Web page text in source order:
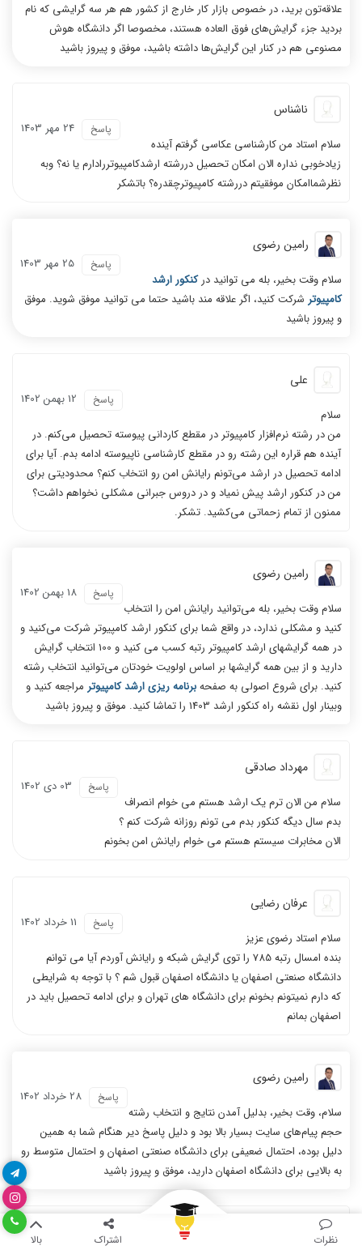
نظرات اشتراک بالا
علاقه‌تون برید، در خصوص بازار کار خارج از کشور هم هر سه گرایشی که نام
بردید جزء گرایش‌های فوق العاده هستند، مخصوصا اگر دانشگاه هوش
مصنوعی هم در کنار این گرایش‌ها داشته باشید، موفق و پیروز باشید
ناشناس
24 مهر 1403 پاسخ
سلام استاد من کارشناسی عکاسی گرفتم آینده
زیادخوبی نداره الان امکان تحصیل دررشته ارشدکامپیوتررادارم یا نه؟ وبه
نظرشماامکان موفقیتم دررشته کامپیوترچقدره؟ باتشکر
رامین رضوی
25 مهر 1403 پاسخ
سلام وقت بخیر، بله می توانید درکنکور ارشد
کامپیوتر شرکت کنید، اگر علاقه مند باشید حتما می توانید موفق شوید. موفق
و پیروز باشید
علی
12 بهمن 1402 پاسخ
سلام
من در رشته نرم‌افزار کامپیوتر در مقطع کاردانی پیوسته تحصیل می‌کنم. در
آینده هم قراره این رشته رو در مقطع کارشناسی ناپیوسته ادامه بدم. آیا برای
ادامه تحصیل در ارشد می‌تونم رایانش امن رو انتخاب کنم؟ محدودیتی برای
من در کنکور ارشد پیش نمیاد و در دروس جبرانی مشکلی نخواهم داشت؟
ممنون از تمام زحماتی می‌کشید. تشکر.
رامین رضوی
18 بهمن 1402 پاسخ
سلام وقت بخیر، بله می‌توانید رایانش امن را انتخاب
کنید و مشکلی ندارد، در واقع شما برای کنکور ارشد کامپیوتر شرکت می‌کنید و
در همه گرایشهای ارشد کامپیوتر رتبه کسب می کنید و 100 انتخاب گرایش
دارید و از بین همه گرایشها بر اساس اولویت خودتان می‌توانید انتخاب رشته
کنید. برای شروع اصولی به صفحهبرنامه ریزی ارشد کامپیوتر مراجعه کنید و
وبینار اول نقشه راه کنکور ارشد 1403 را تماشا کنید. موفق و پیروز باشید
مهرداد صادقی
03 دی 1402 پاسخ
سلام من الان ترم یک ارشد هستم می خوام انصراف
بدم سال دیگه کنکور بدم می تونم روزانه شرکت کنم ؟
الان مخابرات سیستم هستم می خوام رایانش امن بخونم
عرفان رضایی
11 خرداد 1402 پاسخ
سلام استاد رضوی عزیز
بنده امسال رتبه 785 را توی گرایش شبکه و رایانش آوردم آیا می توانم
دانشگاه صنعتی اصفهان یا دانشگاه اصفهان قبول شم ؟ با توجه به شرایطی
که دارم نمیتونم بخونم برای دانشگاه های تهران و برای ادامه تحصیل باید در
اصفهان بمانم
رامین رضوی
28 خرداد 1402 پاسخ
سلام، وقت بخیر، بدلیل آمدن نتایج و انتخاب رشته
حجم پیام‌های سایت بسیار بالا بود و دلیل پاسخ دیر هنگام شما به همین
دلیل بوده، احتمال ضعیفی برای دانشگاه صنعتی اصفهان و احتمال متوسط رو
به بالایی برای دانشگاه اصفهان دارید، موفق و پیروز باشید